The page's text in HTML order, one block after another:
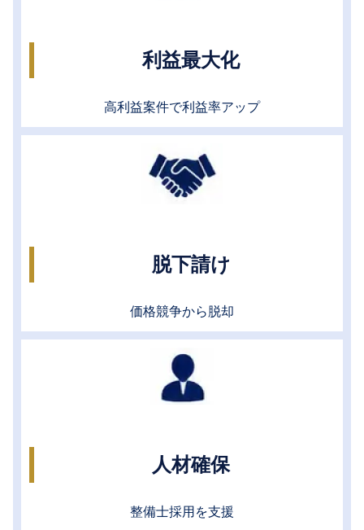
利益最大化
高利益案件で利益率アップ
脱下請け
価格競争から脱却
人材確保
整備士採用を支援